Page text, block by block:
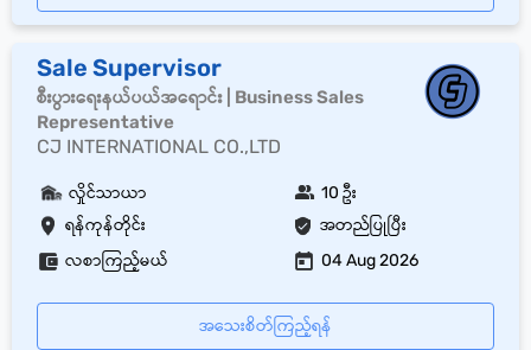
Sale Supervisor
စီးပွားရေးနယ်ပယ်အရောင်း | Business Sales
Representative
CJ INTERNATIONAL CO.,LTD
ရန်ကုန်တိုင်း အတည်ပြုပြီး
လှိုင်သာယာ 10 ဦး
လစာကြည့်မယ် 04 Aug 2026
အသေးစိတ်ကြည့်ရန်